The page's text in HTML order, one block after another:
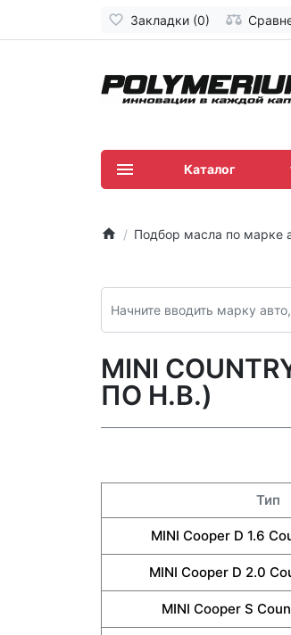
Закладки (0)
Каталог
Подбор масла по марке
MINI
ПО Н.В.)
Тип
MINI Cooper D 1.6
MINI Cooper D 2.0
MINI Cooper S